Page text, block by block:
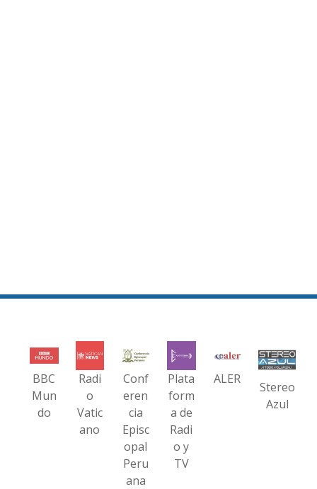
BBC
Mun
do
Radi
o
Vatic
ano
Conf
eren
cia
Episc
opal
Peru
ana
Plata
form
a de
Radi
o y
TV
ALER
Stereo
Azul